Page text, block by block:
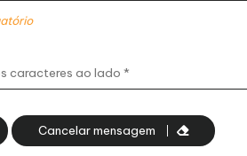
Cancelar mensagem